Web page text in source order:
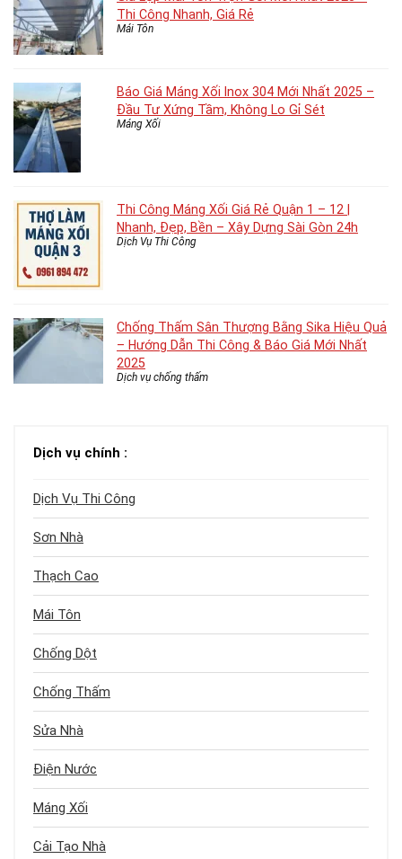
Thi Công Nhanh, Giá Rẻ
Mái Tôn
Báo Giá Máng Xối Inox 304 Mới Nhất 2025 –
Đầu Tư Xứng Tầm, Không Lo Gỉ Sét
Máng Xối
Thi Công Máng Xối Giá Rẻ Quận 1 – 12 |
Nhanh, Đẹp, Bền – Xây Dựng Sài Gòn 24h
Dịch Vụ Thi Công
Chống Thấm Sân Thượng Bằng Sika Hiệu Quả
– Hướng Dẫn Thi Công & Báo Giá Mới Nhất
2025
Dịch vụ chống thấm
Dịch vụ chính :
Dịch Vụ Thi Công
Sơn Nhà
Thạch Cao
Mái Tôn
Chống Dột
Chống Thấm
Sửa Nhà
Điện Nước
Máng Xối
Cải Tạo Nhà